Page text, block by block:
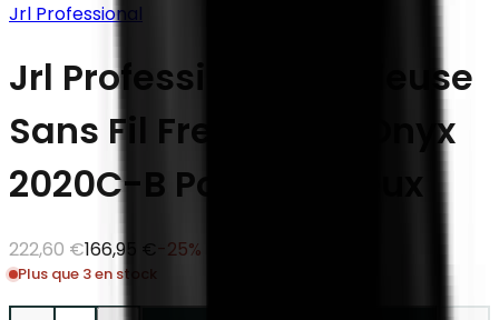
Jrl Professional
Jrl Professional Tondeuse
Sans Fil Fresh Fade Onyx
2020C-B Pour Cheveux
222,60 €166,95 € -25%
Plus que 3 en stock